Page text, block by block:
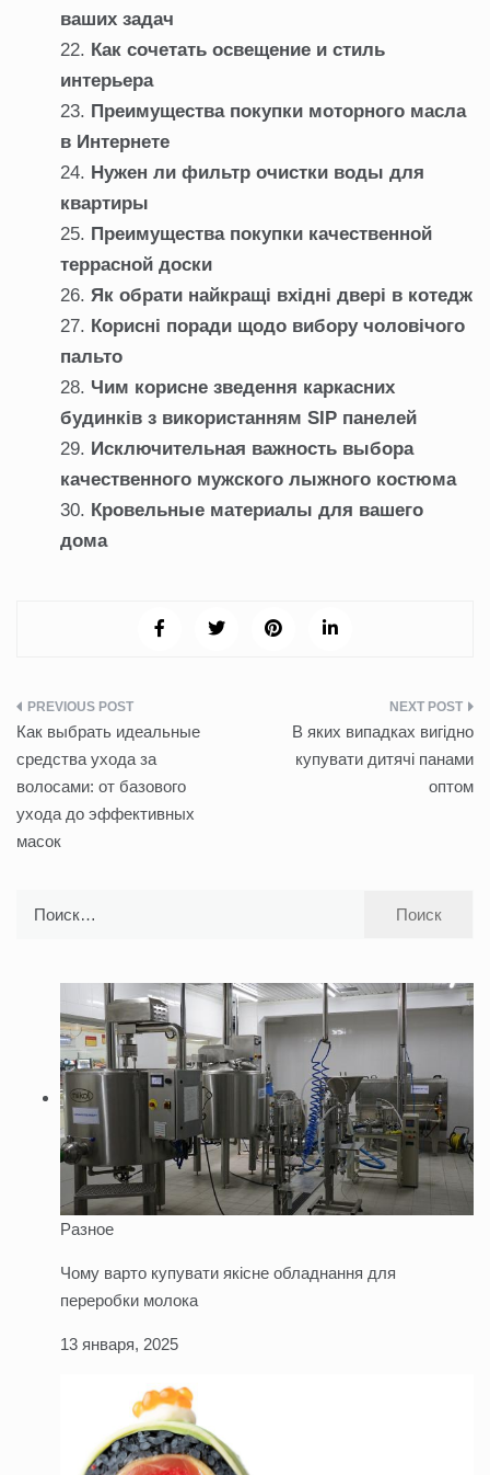
ваших задач
Как сочетать освещение и стиль
интерьера
Преимущества покупки моторного масла
в Интернете
Нужен ли фильтр очистки воды для
квартиры
Преимущества покупки качественной
террасной доски
Як обрати найкращі вхідні двері в котедж
Корисні поради щодо вибору чоловічого
пальто
Чим корисне зведення каркасних
будинків з використанням SIP панелей
Исключительная важность выбора
качественного мужского лыжного костюма
Кровельные материалы для вашего
дома
Навигация
по
записям
Как выбрать идеальные
средства ухода за
волосами: от базового
ухода до эффективных
масок
В яких випадках вигідно
купувати дитячі панами
оптом
Разное
Чому варто купувати якісне обладнання для
переробки молока
13 января, 2025